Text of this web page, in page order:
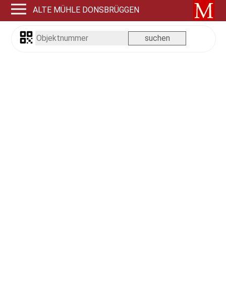
ALTE MÜHLE DONSBRÜGGEN